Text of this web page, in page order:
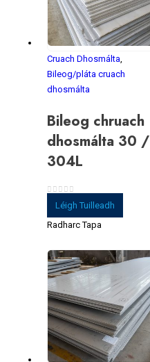
Cruach Dhosmálta,
Bileog/pláta cruach
dhosmálta
Bileog chruach
dhosmálta 30 /
304L
As 5
Léigh Tuilleadh
Radharc Tapa